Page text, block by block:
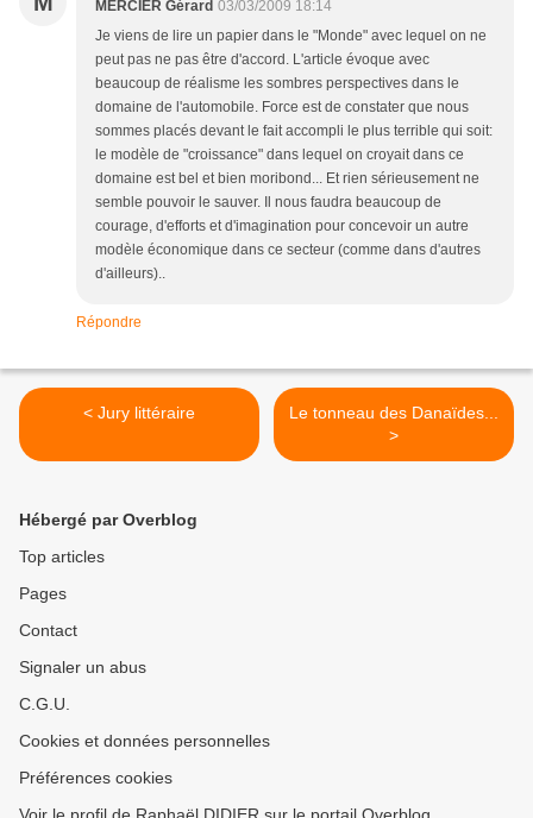
MERCIER Gérard 03/03/2009 18:14
Je viens de lire un papier dans le "Monde" avec lequel on ne
peut pas ne pas être d'accord. L'article évoque avec
beaucoup de réalisme les sombres perspectives dans le
domaine de l'automobile. Force est de constater que nous
sommes placés devant le fait accompli le plus terrible qui soit:
le modèle de "croissance" dans lequel on croyait dans ce
domaine est bel et bien moribond... Et rien sérieusement ne
semble pouvoir le sauver. Il nous faudra beaucoup de
courage, d'efforts et d'imagination pour concevoir un autre
modèle économique dans ce secteur (comme dans d'autres
d'ailleurs)..
Répondre
< Jury littéraire
Le tonneau des Danaïdes...
>
Hébergé par Overblog
Top articles
Pages
Contact
Signaler un abus
C.G.U.
Cookies et données personnelles
Préférences cookies